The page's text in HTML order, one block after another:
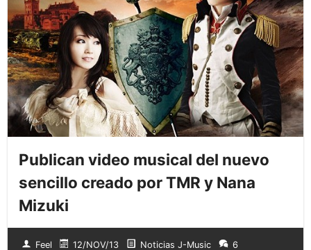
Publican video musical del nuevo
sencillo creado por TMR y Nana
Mizuki
Feel 12/NOV/13 Noticias J-Music 6